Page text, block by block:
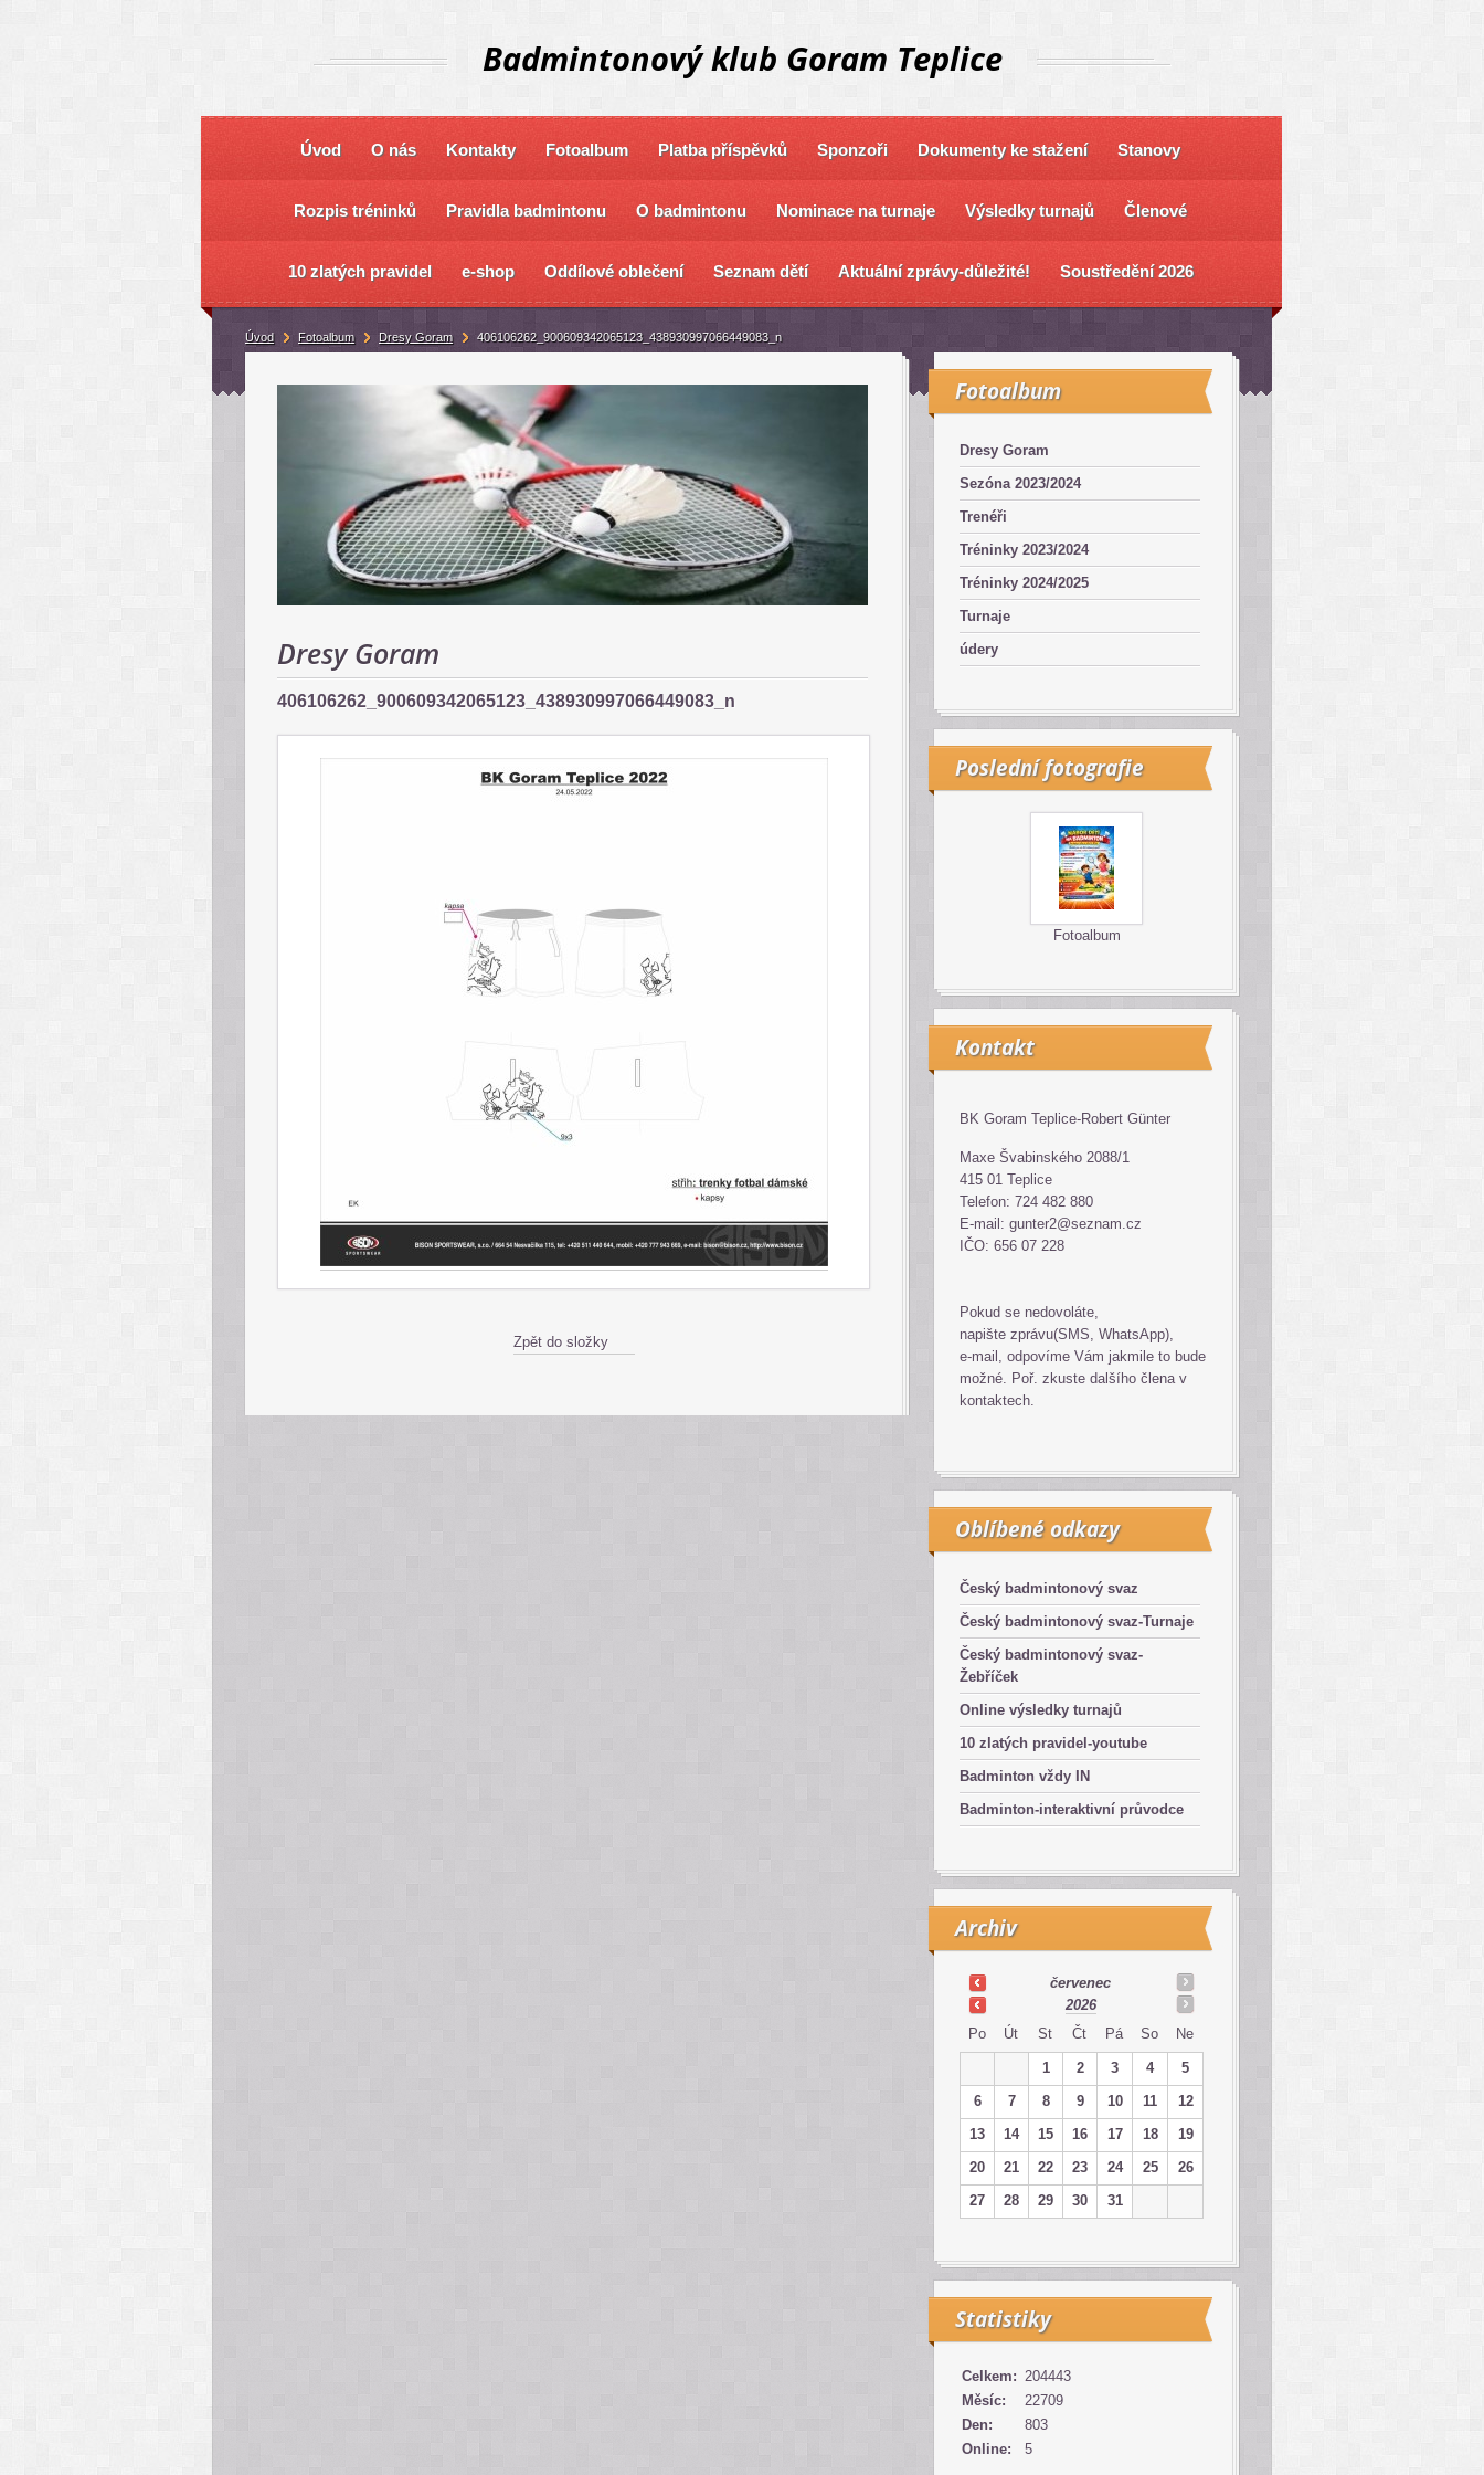
Badmintonový klub Goram Teplice
Úvod O nás Kontakty Fotoalbum Platba příspěvků Sponzoři Dokumenty ke stažení Stanovy
Rozpis tréninků Pravidla badmintonu O badmintonu Nominace na turnaje Výsledky turnajů Členové
10 zlatých pravidel e-shop Oddílové oblečení Seznam dětí Aktuální zprávy-důležité! Soustředění 2026
Dresy Goram
406106262_900609342065123_438930997066449083_n
Zpět do složky
Fotoalbum
Dresy Goram
Sezóna 2023/2024
Trenéři
Tréninky 2023/2024
Tréninky 2024/2025
Turnaje
údery
Poslední fotografie
Fotoalbum
Kontakt
BK Goram Teplice-Robert Günter
Maxe Švabinského 2088/1
415 01 Teplice
Telefon: 724 482 880
E-mail: gunter2@seznam.cz
IČO: 656 07 228
Pokud se nedovoláte,
napište zprávu(SMS, WhatsApp),
e-mail, odpovíme Vám jakmile to bude
možné. Poř. zkuste dalšího člena v
kontaktech.
Oblíbené odkazy
Český badmintonový svaz
Český badmintonový svaz-Turnaje
Český badmintonový svaz-
Žebříček
Online výsledky turnajů
10 zlatých pravidel-youtube
Badminton vždy IN
Badminton-interaktivní průvodce
Archiv
červenec
2026
Po
Út St Čt Pá So Ne
1 2 3 4
5
6
7 8 9 10 11
12
13
14 15 16 17 18
19
20
21 22 23 24 25
26
27
28 29 30 31
Statistiky
Online: 5
Celkem: 204443
Měsíc:
22709
Den:
803
Úvod Fotoalbum Dresy Goram 406106262_900609342065123_438930997066449083_n